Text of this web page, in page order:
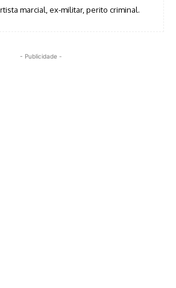
marcial, ex-militar, perito criminal.
- Publicidade -